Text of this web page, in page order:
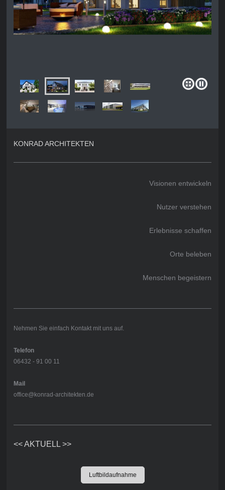
KONRAD ARCHITEKTEN
Visionen entwickeln
Nutzer verstehen
Erlebnisse schaffen
Orte beleben
Menschen begeistern
Nehmen Sie einfach Kontakt mit uns auf.
Telefon
06432 - 91 00 11
Mail
office@konrad-architekten.de
<< AKTUELL >>
Luftbildaufnahme